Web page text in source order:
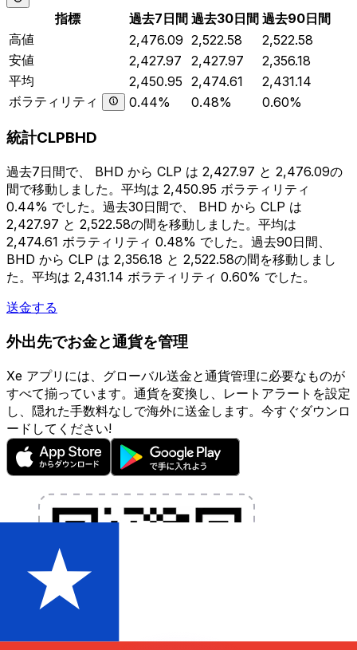
指標 過去7日間 過去30日間 過去90日間
高値
2,476.09 2,522.58
2,522.58
安値
2,427.97 2,427.97
2,356.18
平均
2,450.95 2,474.61
2,431.14
ボラティリティ
0.44% 0.48% 0.60%
統計CLPBHD
過去7日間で、 BHD から CLP は 2,427.97 と 2,476.09の
間で移動しました。平均は 2,450.95 ボラティリティ
0.44% でした。過去30日間で、 BHD から CLP は
2,427.97 と 2,522.58の間を移動しました。平均は
2,474.61 ボラティリティ 0.48% でした。過去90日間、
BHD から CLP は 2,356.18 と 2,522.58の間を移動しまし
た。平均は 2,431.14 ボラティリティ 0.60% でした。
送金する
外出先でお金と通貨を管理
Xe アプリには、グローバル送金と通貨管理に必要なものが
すべて揃っています。通貨を変換し、レートアラートを設定
し、隠れた手数料なしで海外に送金します。今すぐダウンロ
ードしてください!